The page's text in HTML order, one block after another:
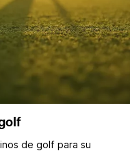
de golf para su